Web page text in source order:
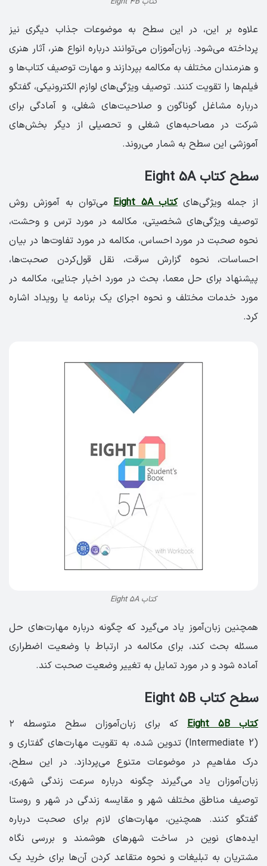
علاوه بر این، در این سطح به موضوعات جذاب دیگری نیز
پرداخته می‌شود. زبان‌آموزان می‌توانند درباره انواع هنر، آثار هنری
و هنرمندان مختلف به مکالمه بپردازند و مهارت توصیف کتاب‌ها و
فیلم‌ها را تقویت کنند. توصیف ویژگی‌های لوازم الکترونیکی، گفتگو
درباره مشاغل گوناگون و صلاحیت‌های شغلی، و آمادگی برای
شرکت در مصاحبه‌های شغلی و تحصیلی از دیگر بخش‌های
آموزشی این سطح به شمار می‌روند.
سطح کتاب Eight 5A
از جمله ویژگی‌هایکتاب Eight 5A
می‌توان به آموزش روش
توصیف ویژگی‌های شخصیتی، مکالمه در مورد ترس و وحشت،
نحوه صحبت در مورد احساس، مکالمه در مورد تفاوت‌ها در بیان
احساسات، نحوه گزارش سرقت، نقل قول‌کردن صحبت‌ها،
پیشنهاد برای حل معما، بحث در مورد اخبار جنایی، مکالمه در
مورد خدمات مختلف و نحوه اجرای یک برنامه یا رویداد اشاره
کرد.
کتاب Eight 5A
همچنین زبان‌آموز یاد می‌گیرد که چگونه درباره مهارت‌های حل
مسئله بحث کند، برای مکالمه در ارتباط با وضعیت اضطراری
آماده‌ شود و در مورد تمایل به تغییر وضعیت صحبت کند.
سطح کتاب Eight 5B
کتاب Eight 5B
که برای زبان‌آموزان سطح متوسطه ۲
(Intermediate 2) تدوین شده، به تقویت مهارت‌های گفتاری و
درک مفاهیم در موضوعات متنوع می‌پردازد. در این سطح،
زبان‌آموزان یاد می‌گیرند چگونه درباره سرعت زندگی شهری،
توصیف مناطق مختلف شهر و مقایسه زندگی در شهر و روستا
گفتگو کنند. همچنین، مهارت‌های لازم برای صحبت درباره
ایده‌های نوین در ساخت شهرهای هوشمند و بررسی نگاه
مشتریان به تبلیغات و نحوه متقاعد کردن آن‌ها برای خرید یک